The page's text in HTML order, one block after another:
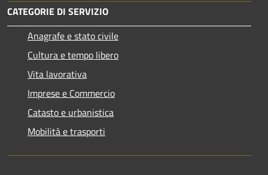
CATEGORIE DI SERVIZIO
Anagrafe e stato civile
Cultura e tempo libero
Vita lavorativa
Imprese e Commercio
Catasto e urbanistica
Mobilità e trasporti